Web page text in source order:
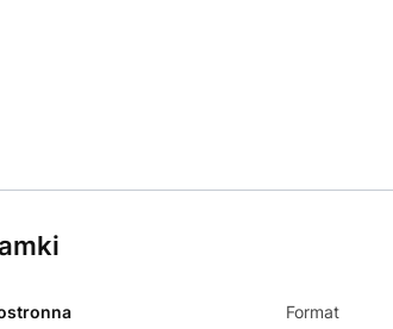
Format